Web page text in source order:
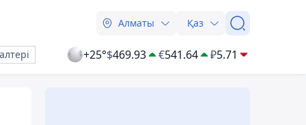
Алматы Қаз
+25°$469.93 €541.64 ₽5.71